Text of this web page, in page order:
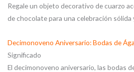
Regale un objeto decorativo de cuarzo
de chocolate para una celebración sólida
Decimonoveno Aniversario: Bodas de
Significado
El decimonoveno aniversario, las bodas